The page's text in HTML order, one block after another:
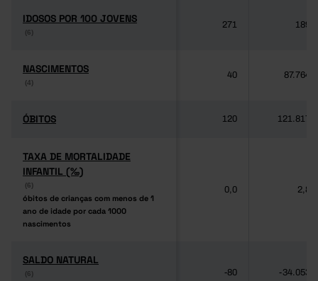
IDOSOS POR 100 JOVENS
(6)
IDOSOS POR 100 JOVENS
(6)
271 189
NASCIMENTOS
(4)
NASCIMENTOS
(4)
40 87.764
ÓBITOS
ÓBITOS 120 121.817
TAXA DE MORTALIDADE
INFANTIL (‰)
(6)
óbitos de crianças com menos de 1
ano de idade por cada 1000
nascimentos
TAXA DE MORTALIDADE
INFANTIL (‰)
(6)
óbitos de crianças com menos de 1
ano de idade por cada 1000
nascimentos
0,0 2,8
SALDO NATURAL
(6)
SALDO NATURAL
(6) -80 -34.053